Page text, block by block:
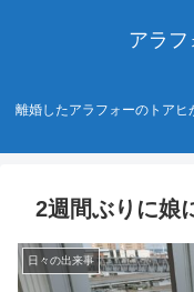
アラ
離婚したアラフォーのトアヒ
2週間ぶりに娘
日々の出来事